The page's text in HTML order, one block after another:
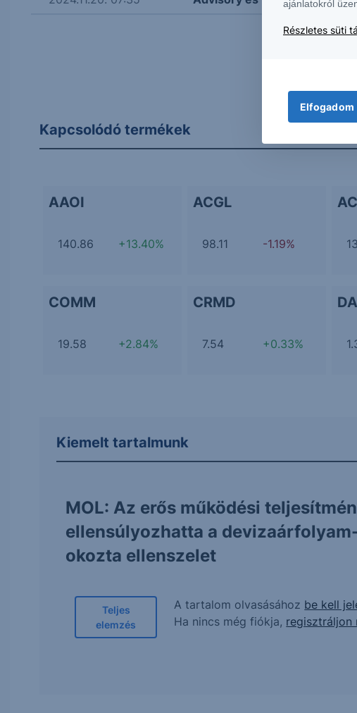
Kapcsolódó termékek
AAOI
140.86 +13.40%
ACGL
98.11 -1.19%
COMM
19.58 +2.84%
CRMD
7.54 +0.33%
Kiemelt tartalmunk
MOL: Az erős működési
ellensúlyozhatta a
okozta ellenszelet
Teljes
elemzés
A tartalom olvasásához be kell
Ha nincs még fiókja, regisztráljon
ajánlatokról
Részletes süti